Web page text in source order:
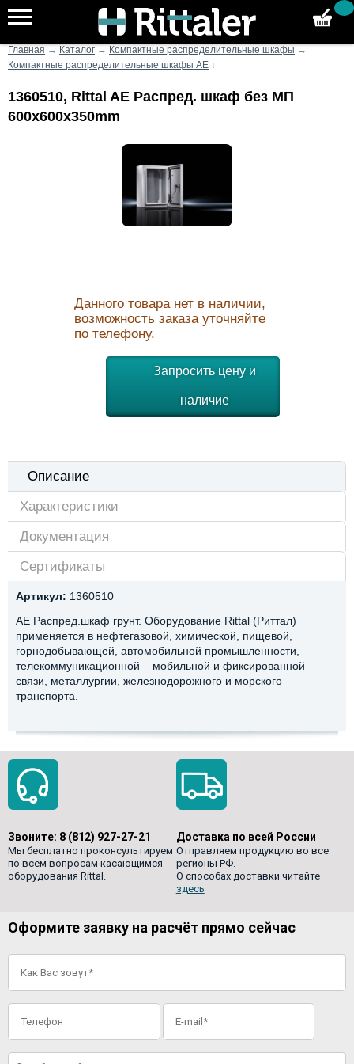
Главная → Каталог → Компактные распределительные шкафы →
Компактные распределительные шкафы AE ↓
1360510, Rittal AE Распред. шкаф без МП
600x600x350mm
Данного товара нет в наличии,
возможность заказа уточняйте
по телефону.
Запросить цену и
наличие
Описание
Характеристики
Документация
Сертификаты
Артикул: 1360510
AE Распред.шкаф грунт. Оборудование Rittal (Риттал)
применяется в нефтегазовой, химической, пищевой,
горнодобывающей, автомобильной промышленности,
телекоммуникационной – мобильной и фиксированной
связи, металлургии, железнодорожного и морского
транспорта.
Звоните: 8 (812) 927-27-21
Мы бесплатно проконсультируем
по всем вопросам касающимся
оборудования Rittal.
Доставка по всей России
Отправляем продукцию во все
регионы РФ.
О способах доставки читайте
здесь
Оформите заявку на расчёт прямо сейчас